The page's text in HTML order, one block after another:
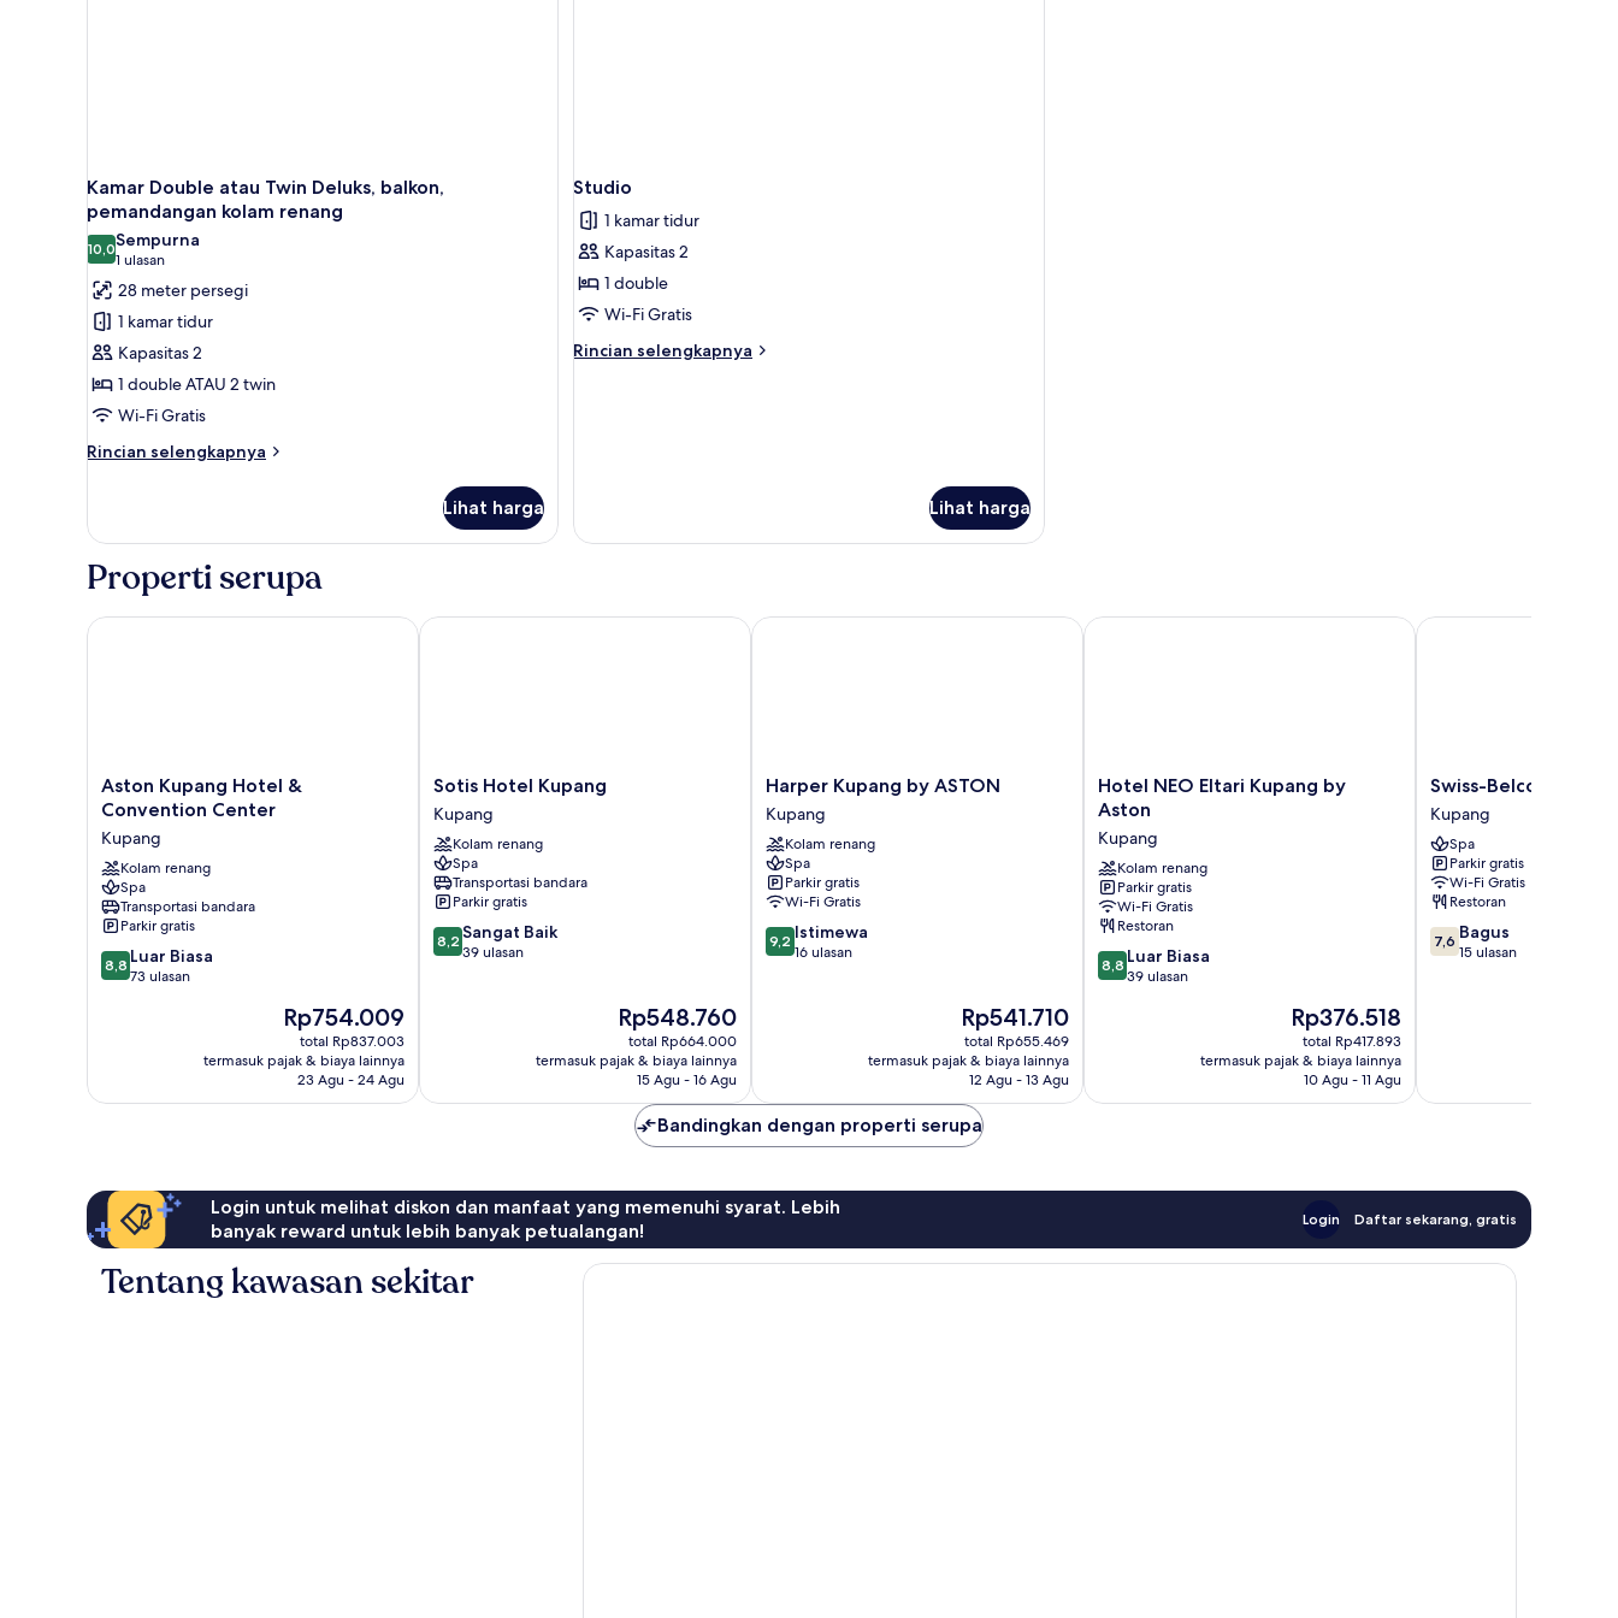
Kamar Double atau Twin Deluks, balkon,
pemandangan kolam renang
10,010,0 dari 10
Sempurna
1 ulasan
(1
ulasan)
28 meter persegi
1 kamar tidur
Kapasitas 2
1 double ATAU 2 twin
Wi-Fi Gratis
Rincian selengkapnya
Rincian
Kamar
atau
Deluks,
Lihat harga
Studio
1 kamar tidur
Kapasitas 2
1 double
Wi-Fi Gratis
Rincian selengkapnya
Rincian
Lihat harga
Properti serupa
Aston
Kupang
&
Convention
Center
Kupang
Aston Kupang Hotel &
Convention Center
Kupang
Kolam renang
Spa
Transportasi bandara
Parkir gratis
8.8
dari
8,8 Luar Biasa
73 ulasan
Harga
sekarang
Rp754.009
Rp754.009
total Rp837.003
termasuk pajak & biaya lainnya
23 Agu - 24 Agu
Aston Kupang Hotel & Convention Center
Sotis
Hotel
Kupang
Kupang
Sotis Hotel Kupang
Kupang
Kolam renang
Spa
Transportasi bandara
Parkir gratis
8.2
dari
8,2 Sangat Baik
39 ulasan
Harga
sekarang
Rp548.760
Rp548.760
total Rp664.000
termasuk pajak & biaya lainnya
15 Agu - 16 Agu
Sotis Hotel Kupang
Harper
Kupang
by
ASTON
Kupang
Harper Kupang by ASTON
Kupang
Kolam renang
Spa
Parkir gratis
Wi-Fi Gratis
9.2
dari
9,2 Istimewa
16 ulasan
Harga
sekarang
Rp541.710
Rp541.710
total Rp655.469
termasuk pajak & biaya lainnya
12 Agu - 13 Agu
Harper Kupang by ASTON
Hotel
NEO
Kupang
by
Aston
Kupang
Hotel NEO Eltari Kupang by
Aston
Kupang
Kolam renang
Parkir gratis
Wi-Fi Gratis
Restoran
8.8
dari
8,8 Luar Biasa
39 ulasan
Harga
sekarang
Rp376.518
Rp376.518
total Rp417.893
termasuk pajak & biaya lainnya
10 Agu - 11 Agu
Hotel NEO Eltari Kupang by Aston
Swiss-
Belcourt
Kupang
Kupang
Swiss-Belcourt
Kupang
Spa
Parkir gratis
Wi-Fi Gratis
Restoran
7.6
dari
7,6 Bagus
15 ulasan
Swiss-Belcourt Kupang
Bandingkan dengan properti serupa
Login untuk melihat diskon dan manfaat yang memenuhi syarat. Lebih
banyak reward untuk lebih banyak petualangan!
Login Daftar sekarang, gratis
Tentang kawasan sekitar